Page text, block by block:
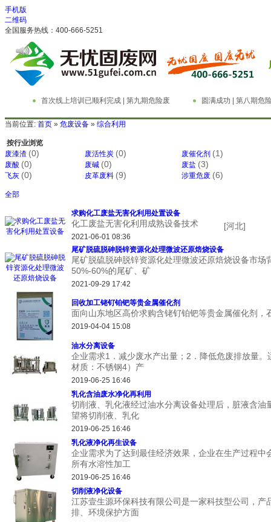
手机版
二维码
全国服务热线：400-666-5251
首次线上培训已顺利完成 | 第九期危险废
物管理与技术实务精英特训营
圆满成功 | 第八期危
务精英特训营
当前位置: 首页 » 危废设备 » 综合利用
按行业浏览
废漆渣 (0) 废活性炭 (0) 废催化剂 (1)
废酸 (0) 废碱 (0) 废盐 (3)
飞灰 (0) 皮革废料 (9) 涉重危废 (6)
全部
求购化工废盐无害化利用处置设备
化工废盐无害化利用成熟设备技术
2021-06-01 08:36
[河北]
尾矿脱硫脱砷脱锌资源化处理微波还原焙烧设备
尾矿脱硫脱砷脱锌资源化处理微波还原焙烧设备市
50%-60%的尾矿、矿
2021-09-29 17:42
回收加工铑钌铂钯等贵金属催化剂
面向山东地区高价求购含铑钌铂钯等贵金属催化剂
2019-04-04 15:08
油水分离设备
企业需求1．减少废水产出量；2．降低危废排放量
材质：不锈钢4）产
2019-06-25 16:46
乳化含油废水净化再利用
切削液、乳化液经过油水分离设备处理后，脏液含
望将切削液、乳化
2019-06-25 16:46
乳化液净化再生设备
企业需求为了达到最佳经济效果，企业在生产过程
所有水溶性加工
2019-06-25 16:46
切削液净化设备
江苏壹生源环保科技有限公司是一家科技型公司，
排、环境保护方面